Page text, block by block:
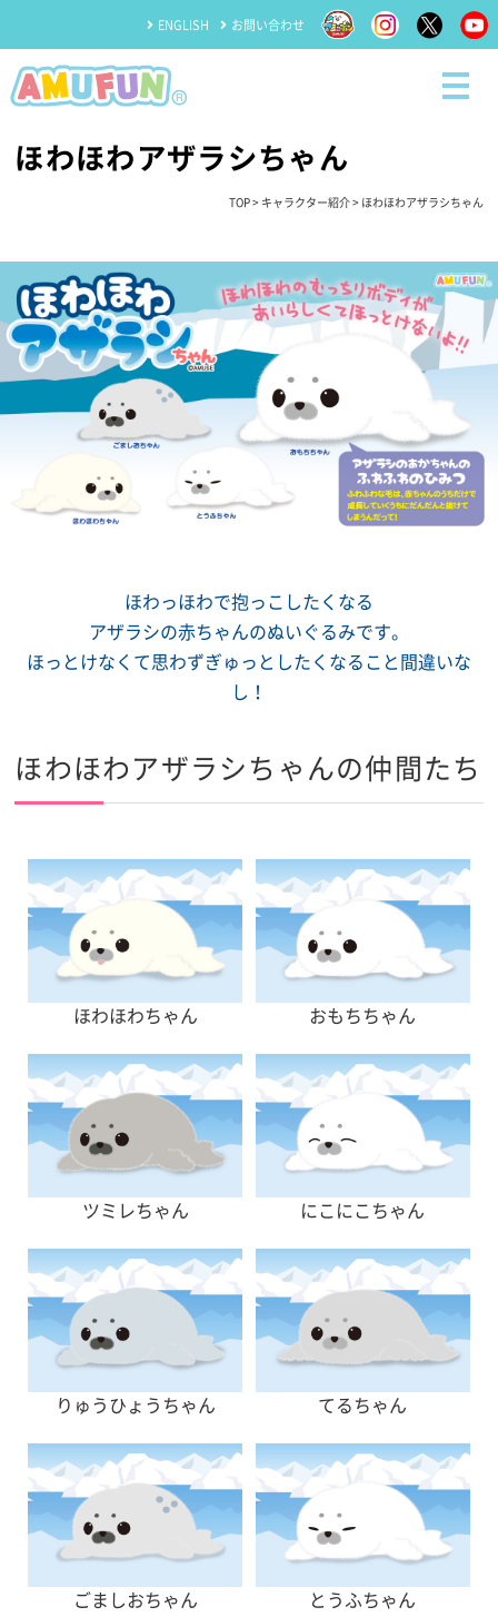
ENGLISH お問い合わせ
ほわほわアザラシちゃん
TOP> キャラクター紹介> ほわほわアザラシちゃん
ほわっほわで抱っこしたくなる
アザラシの赤ちゃんのぬいぐるみです。
ほっとけなくて思わずぎゅっとしたくなること間違いな
し！
ほわほわアザラシちゃんの仲間たち
ほわほわちゃん おもちちゃん
ツミレちゃん にこにこちゃん
りゅうひょうちゃん てるちゃん
ごましおちゃん とうふちゃん